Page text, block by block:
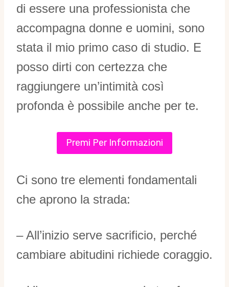
di essere una professionista che
accompagna donne e uomini, sono
stata il mio primo caso di studio. E
posso dirti con certezza che
raggiungere un’intimità così
profonda è possibile anche per te.
Premi Per Informazioni
Ci sono tre elementi fondamentali
che aprono la strada:
– All’inizio serve sacrificio, perché
cambiare abitudini richiede coraggio.